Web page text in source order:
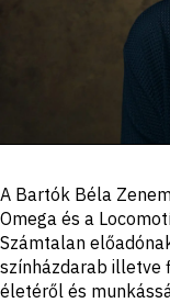
Portré,
leírás
A Bartók Béla
Omega és a
Számtalan
színházdarab illetve
életéről és